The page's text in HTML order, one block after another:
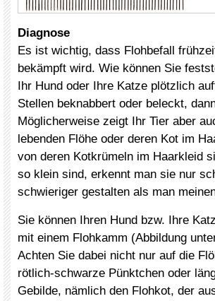
Diagnose
Es ist wichtig, dass Flohbefall
bekämpft wird. Wie können Sie
Ihr Hund oder Ihre Katze plötzlich
Stellen beknabbert oder beleckt,
Möglicherweise zeigt Ihr Tier aber
lebenden Flöhe oder deren Kot im
von deren Kotkrümeln im Haarkleid
so klein sind, erkennt man sie nur
schwieriger gestalten als man
Sie können Ihren Hund bzw. Ihre
mit einem Flohkamm (Abbildung
Achten Sie dabei nicht nur auf die
rötlich-schwarze Pünktchen oder
Gebilde, nämlich den Flohkot, der